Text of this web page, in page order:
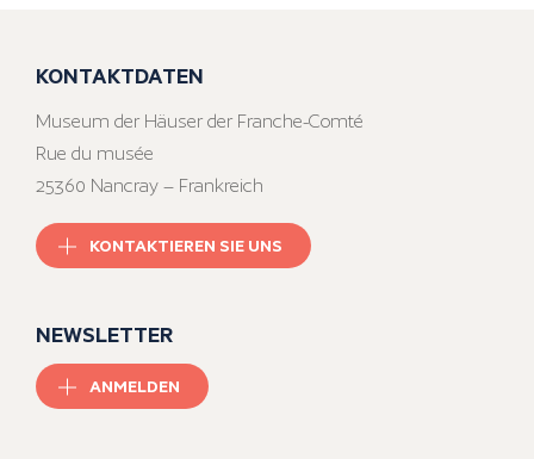
KONTAKTDATEN
Museum der Häuser der Franche-Comté
Rue du musée
25360 Nancray – Frankreich
KONTAKTIEREN SIE UNS
NEWSLETTER
ANMELDEN